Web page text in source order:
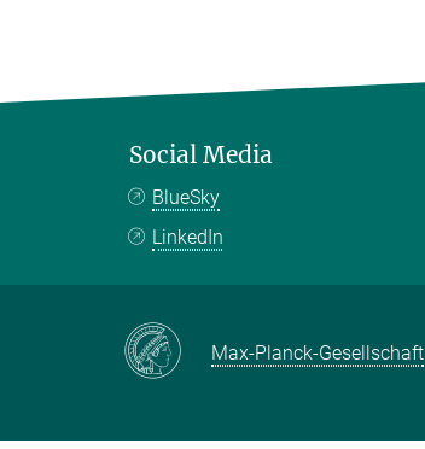
Social Media
BlueSky
LinkedIn
Max-Planck-Gesellschaft